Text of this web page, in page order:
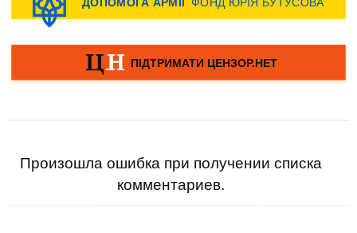
Произошла ошибка при получении списка
комментариев.